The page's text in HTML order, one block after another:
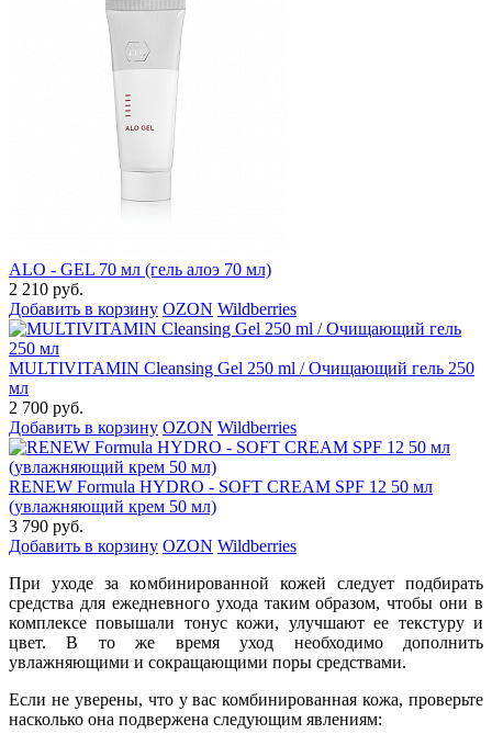
ALO - GEL 70 мл (гель алоэ 70 мл)
2 210 руб.
Добавить в корзину OZON Wildberries
MULTIVITAMIN Cleansing Gel 250 ml / Очищающий гель 250
мл
2 700 руб.
Добавить в корзину OZON Wildberries
RENEW Formula HYDRO - SOFT CREAM SPF 12 50 мл
(увлажняющий крем 50 мл)
3 790 руб.
Добавить в корзину OZON Wildberries
При уходе за комбинированной кожей следует подбирать
средства для ежедневного ухода таким образом, чтобы они в
комплексе повышали тонус кожи, улучшают ее текстуру и
цвет. В то же время уход необходимо дополнить
увлажняющими и сокращающими поры средствами.
Если не уверены, что у вас комбинированная кожа, проверьте
насколько она подвержена следующим явлениям: